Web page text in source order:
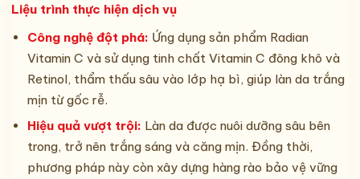
Liệu trình thực hiện dịch vụ
Công nghệ đột phá: Ứng dụng sản phẩm Radian
Vitamin C và sử dụng tinh chất Vitamin C đông khô và
Retinol, thẩm thấu sâu vào lớp hạ bì, giúp làn da trắng
mịn từ gốc rễ.
Hiệu quả vượt trội: Làn da được nuôi dưỡng sâu bên
trong, trở nên trắng sáng và căng mịn. Đồng thời,
phương pháp này còn xây dựng hàng rào bảo vệ vững